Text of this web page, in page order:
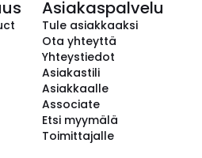
Asiakaspalvelu
Tule asiakkaaksi
Ota yhteyttä
Yhteystiedot
Asiakastili
Asiakkaalle
Associate
Etsi myymälä
Toimittajalle